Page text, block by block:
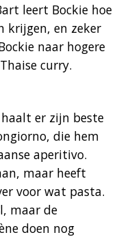
leert Bockie hoe
krijgen, en zeker
naar hogere
curry.
er zijn beste
die hem
aperitivo.
maar heeft
voor wat pasta.
maar de
doen nog